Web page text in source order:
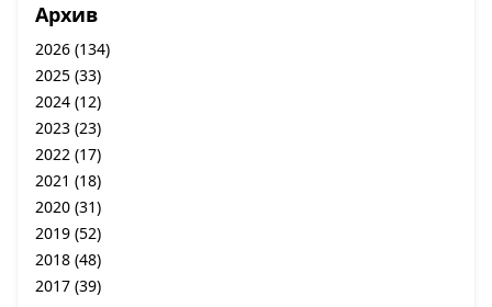
Архив
2026 (134)
2025 (33)
2024 (12)
2023 (23)
2022 (17)
2021 (18)
2020 (31)
2019 (52)
2018 (48)
2017 (39)